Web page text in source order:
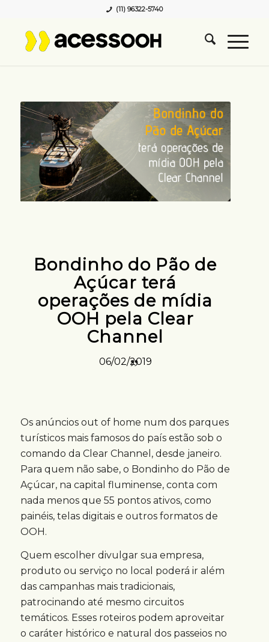
(11) 96322-5740
Bondinho do Pão de
Açúcar terá
operações de mídia
OOH pela Clear
Channel
06/02/2019
Os anúncios out of home num dos parques
turísticos mais famosos do país estão sob o
comando da Clear Channel, desde janeiro.
Para quem não sabe, o Bondinho do Pão de
Açúcar, na capital fluminense, conta com
nada menos que 55 pontos ativos, como
painéis, telas digitais e outros formatos de
OOH.
Quem escolher divulgar sua empresa,
produto ou serviço no local poderá ir além
das campanhas mais tradicionais,
patrocinando até mesmo circuitos
temáticos. Esses roteiros podem aproveitar
o caráter histórico e natural dos passeios no